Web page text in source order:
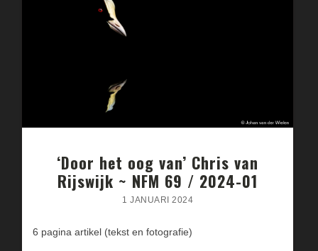
‘Door het oog van’ Chris van
Rijswijk ~ NFM 69 / 2024-01
1 JANUARI 2024
6 pagina artikel (tekst en fotografie)